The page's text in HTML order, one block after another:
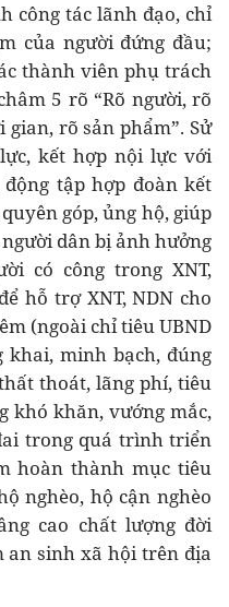
công tác lãnh đạo, chỉ
của người đứng đầu;
thành viên phụ trách
5 rõ “Rõ người, rõ
rõ sản phẩm”. Sử
kết hợp nội lực với
tập hợp đoàn kết
góp, ủng hộ, giúp
dân bị ảnh hưởng
có công trong XNT,
hỗ trợ XNT, NDN cho
(ngoài chỉ tiêu UBND
khai, minh bạch, đúng
thoát, lãng phí, tiêu
khó khăn, vướng mắc,
trong quá trình triển
hoàn thành mục tiêu
nghèo, hộ cận nghèo
cao chất lượng đời
an sinh xã hội trên địa